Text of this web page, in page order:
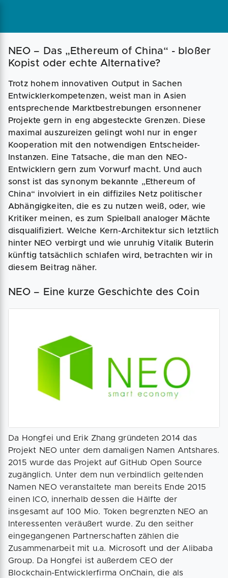
Magazin Businessplan Fördermittel
NEO – Das „Ethereum of China“ - bloßer
Kopist oder echte Alternative?
Trotz hohem innovativen Output in Sachen
Entwicklerkompetenzen, weist man in Asien
entsprechende Marktbestrebungen ersonnener
Projekte gern in eng abgesteckte Grenzen. Diese
maximal auszureizen gelingt wohl nur in enger
Kooperation mit den notwendigen Entscheider-
Instanzen. Eine Tatsache, die man den NEO-
Entwicklern gern zum Vorwurf macht. Und auch
sonst ist das synonym bekannte „Ethereum of
China“ involviert in ein diffiziles Netz politischer
Abhängigkeiten, die es zu nutzen weiß, oder, wie
Kritiker meinen, es zum Spielball analoger Mächte
disqualifiziert. Welche Kern-Architektur sich letztlich
hinter NEO verbirgt und wie unruhig Vitalik Buterin
künftig tatsächlich schlafen wird, betrachten wir in
diesem Beitrag näher.
NEO – Eine kurze Geschichte des Coin
Da Hongfei und Erik Zhang gründeten 2014 das
Projekt NEO unter dem damaligen Namen Antshares.
2015 wurde das Projekt auf GitHub Open Source
zugänglich. Unter dem nun verbindlich geltenden
Namen NEO veranstaltete man bereits Ende 2015
einen ICO, innerhalb dessen die Hälfte der
insgesamt auf 100 Mio. Token begrenzten NEO an
Interessenten veräußert wurde. Zu den seither
eingegangenen Partnerschaften zählen die
Zusammenarbeit mit u.a. Microsoft und der Alibaba
Group. Da Hongfei ist außerdem CEO der
Blockchain-Entwicklerfirma OnChain, die als